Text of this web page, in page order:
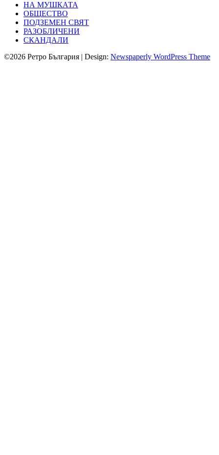
НА МУШКАТА
ОБЩЕСТВО
ПОДЗЕМЕН СВЯТ
РАЗОБЛИЧЕНИ
СКАНДАЛИ
©2026 Ретро България | Design: Newspaperly WordPress Theme